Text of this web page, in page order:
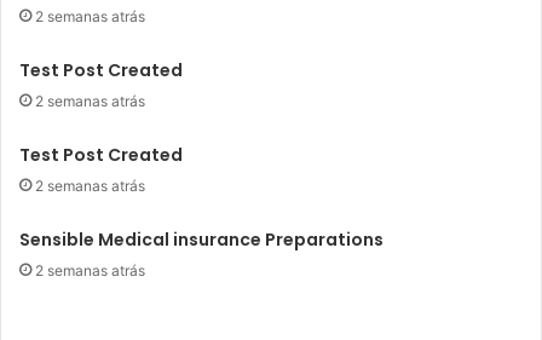
2 semanas atrás
Test Post Created
2 semanas atrás
Test Post Created
2 semanas atrás
Sensible Medical insurance Preparations
2 semanas atrás